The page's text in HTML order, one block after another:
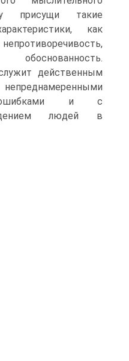
присущи такие
как
обоснованность.
действенным
ошибками и с
людей в